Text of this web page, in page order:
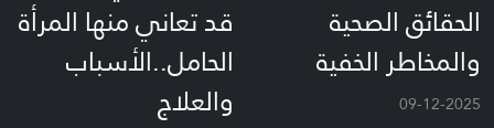
الحقائق الصحية
والمخاطر الخفية
09-12-2025
قد تعاني منها المرأة
الحامل..الأسباب
والعلاج